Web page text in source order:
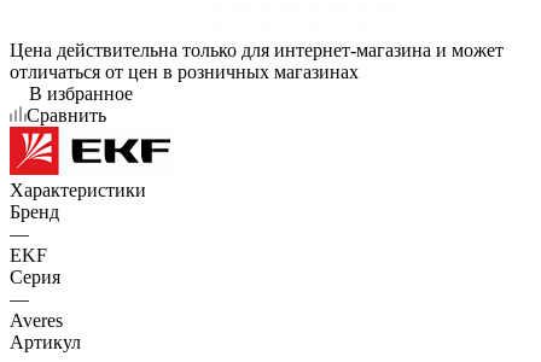
Цена действительна только для интернет-магазина и может
отличаться от цен в розничных магазинах
В избранное
Сравнить
Характеристики
Бренд
—
EKF
Серия
—
Averes
Артикул